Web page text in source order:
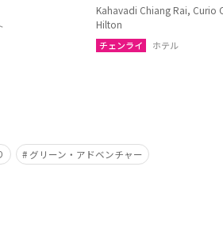
Kahavadi Chiang Rai, Curio
Hilton
チェンライ ホテル
グリーン・アドベンチャー